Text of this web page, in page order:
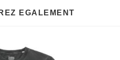
EGALEMENT